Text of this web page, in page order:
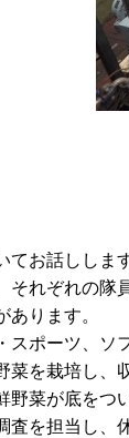
お話しします
それぞれの隊
ります。
スポーツ、ソ
菜を栽培し、
野菜が底をつ
査を担当し、